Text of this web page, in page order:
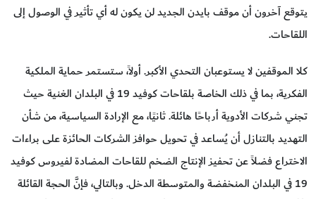
يتوقع آخرون أن موقف بايدن الجديد لن يكون له أي تأثير في الوصول إلى
اللقاحات.
كلا الموقفين لا يستوعبان التحدي الأكبر. أولاً، ستستمر حماية الملكية
الفكرية، بما في ذلك الخاصة بلقاحات كوفيد 19 في البلدان الغنية حيث
تجني شركات الأدوية أرباحًا هائلة. ثانيًا، مع الإرادة السياسية، من شأن
التهديد بالتنازل أن يُساعد في تحويل حوافز الشركات الحائزة على براءات
الاختراع فضلاً عن تحفيز الإنتاج الضخم للقاحات المضادة لفيروس كوفيد
19 في البلدان المنخفضة والمتوسطة الدخل. وبالتالي، فإنَّ الحجة القائلة